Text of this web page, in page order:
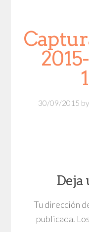
30/09/2015 by
Deja
Tu dirección
publicada.